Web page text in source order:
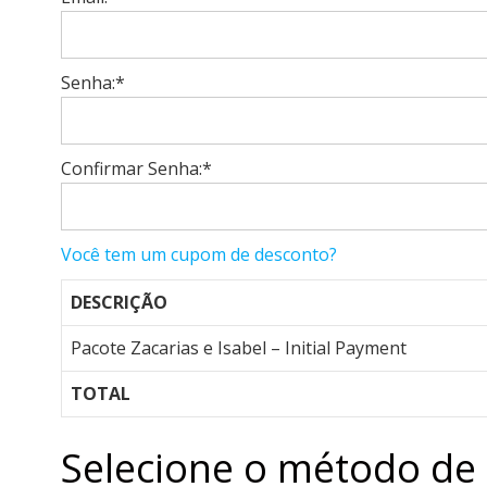
Senha:*
Confirmar Senha:*
Você tem um cupom de desconto?
DESCRIÇÃO
Pacote Zacarias e Isabel – Initial Payment
TOTAL
Selecione o método